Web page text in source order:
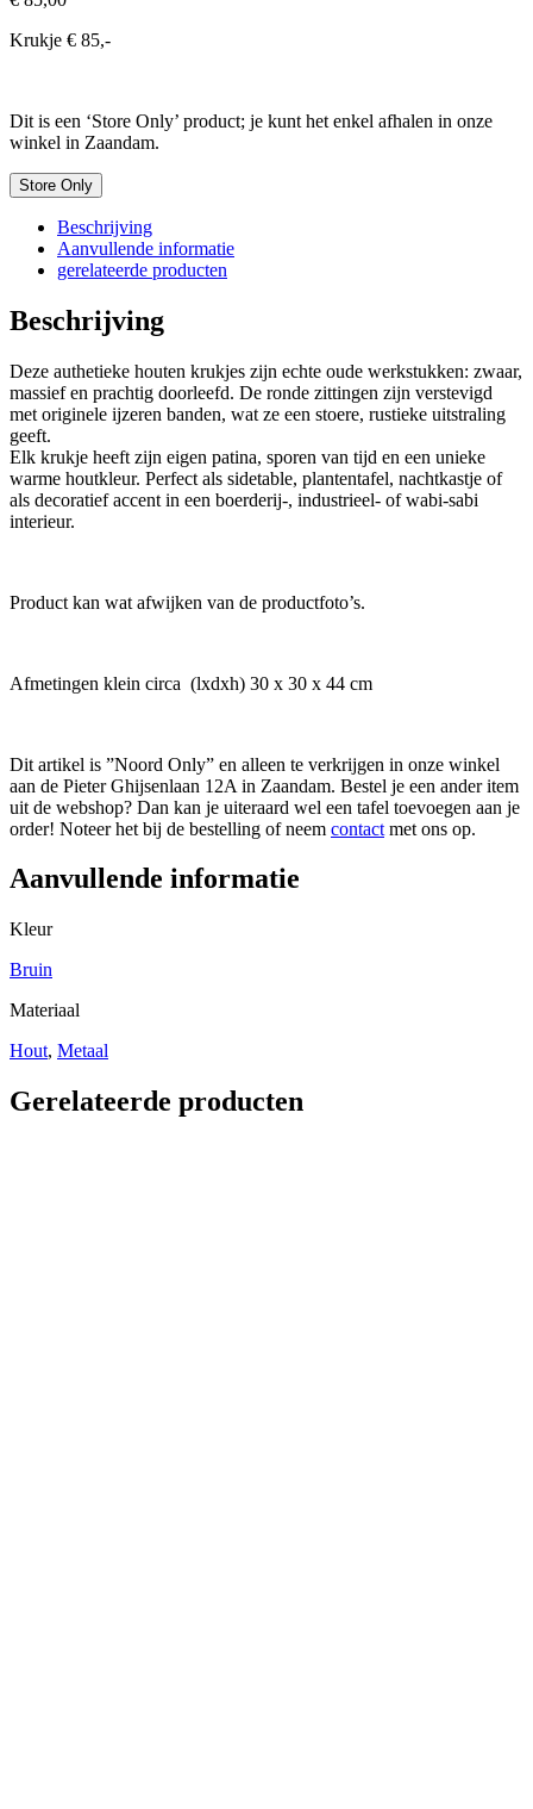
Krukje € 85,-
Dit is een ‘Store Only’ product; je kunt het enkel afhalen in onze
winkel in Zaandam.
Store Only
Beschrijving
Aanvullende informatie
gerelateerde producten
Beschrijving
Deze authetieke houten krukjes zijn echte oude werkstukken: zwaar,
massief en prachtig doorleefd. De ronde zittingen zijn verstevigd
met originele ijzeren banden, wat ze een stoere, rustieke uitstraling
geeft.
Elk krukje heeft zijn eigen patina, sporen van tijd en een unieke
warme houtkleur. Perfect als sidetable, plantentafel, nachtkastje of
als decoratief accent in een boerderij-, industrieel- of wabi-sabi
interieur.
Product kan wat afwijken van de productfoto’s.
Afmetingen klein circa (lxdxh) 30 x 30 x 44 cm
Dit artikel is ”Noord Only” en alleen te verkrijgen in onze winkel
aan de Pieter Ghijsenlaan 12A in Zaandam. Bestel je een ander item
uit de webshop? Dan kan je uiteraard wel een tafel toevoegen aan je
order! Noteer het bij de bestelling of neem contact met ons op.
Aanvullende informatie
Kleur
Bruin
Materiaal
Hout, Metaal
Gerelateerde producten